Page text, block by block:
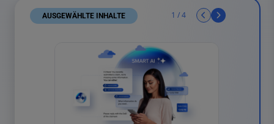
AUSGEWÄHLTE INHALTE
4 results found
1 /4